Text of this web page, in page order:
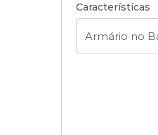
Características